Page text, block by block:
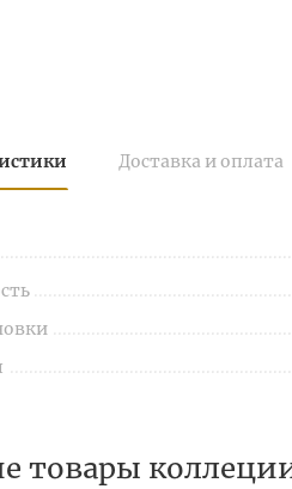
Доставка и оплата
товары